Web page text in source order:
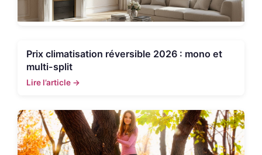
Prix climatisation réversible 2026 : mono et
multi-split
Lire l’article →